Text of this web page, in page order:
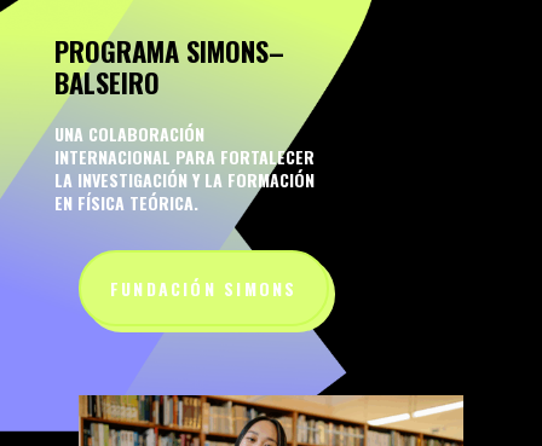
PROGRAMA SIMONS–
BALSEIRO
UNA COLABORACIÓN
INTERNACIONAL PARA FORTALECER
LA INVESTIGACIÓN Y LA FORMACIÓN
EN FÍSICA TEÓRICA.
FUNDACIÓN SIMONS